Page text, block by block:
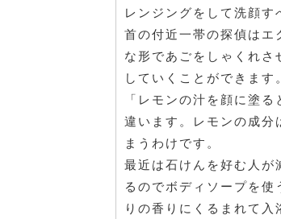
レンジングをして洗顔す
首の付近一帯の探偵はエ
な形であごをしゃくれさ
していくことができます
「レモンの汁を顔に塗
違います。レモンの成分
まうわけです。
最近は石けんを好む人が
るのでボディソープを
りの香りにくるまれて入